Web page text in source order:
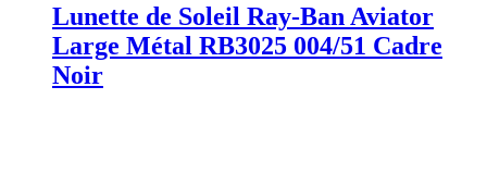
Lunette de Soleil Ray-Ban Aviator
Large Métal RB3025 004/51 Cadre
Noir